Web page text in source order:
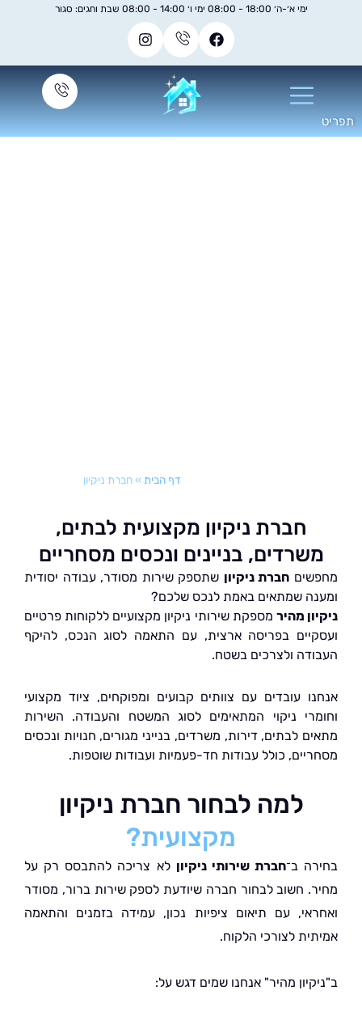
»חברת ניקיון
חברת ניקיון מקצועית לבתים,
בניינים ונכסים מסחריים
חברת ניקיוןשתספק שירות מסודר, עבודה יסודית
שמתאים באמת לנכס שלכם?
מהירמספקת שירותי ניקיון מקצועיים ללקוחות פרטיים
בפריסה ארצית, עם התאמה לסוג הנכס, להיקף
ולצרכים בשטח.
עובדים עם צוותים קבועים ומפוקחים, ציוד מקצועי
ניקוי המתאימים לסוג המשטח והעבודה. השירות
לבתים, דירות, משרדים, בנייני מגורים, חנויות ונכסים
כולל עבודות חד-פעמיות ועבודות שוטפות.
למה לבחור חברת ניקיון
מקצועית?
ב־חברת שירותי ניקיוןלא צריכה להתבסס רק על
חשוב לבחור חברה שיודעת לספק שירות ברור, מסודר
עם תיאום ציפיות נכון, עמידה בזמנים והתאמה
לצורכי הלקוח.
מהיר" אנחנו שמים דגש על: